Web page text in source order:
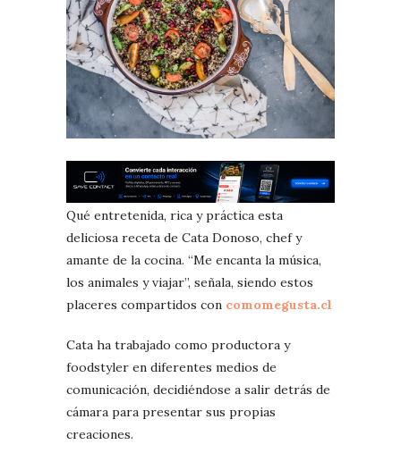
Qué entretenida, rica y práctica esta
deliciosa receta de Cata Donoso, chef y
amante de la cocina. “Me encanta la música,
los animales y viajar”, señala, siendo estos
placeres compartidos con comomegusta.cl
Cata ha trabajado como productora y
foodstyler en diferentes medios de
comunicación, decidiéndose a salir detrás de
cámara para presentar sus propias
creaciones.